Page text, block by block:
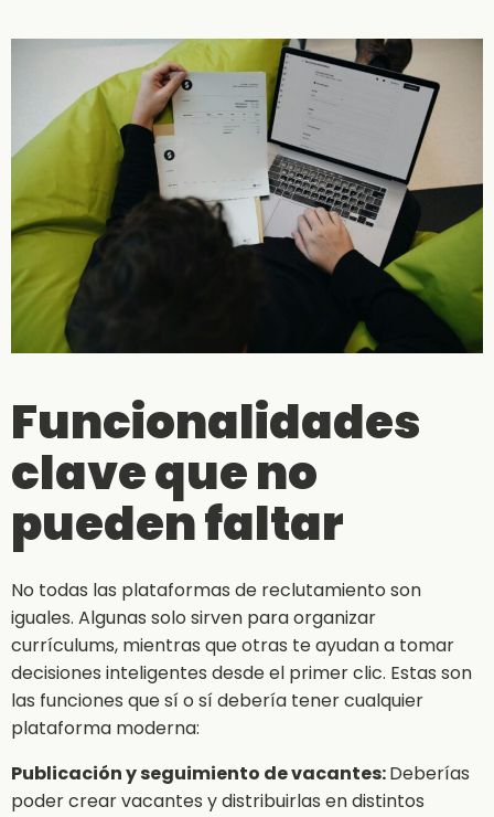
Funcionalidades
clave que no
pueden faltar
No todas las plataformas de reclutamiento son
iguales. Algunas solo sirven para organizar
currículums, mientras que otras te ayudan a tomar
decisiones inteligentes desde el primer clic. Estas son
las funciones que sí o sí debería tener cualquier
plataforma moderna:
Publicación y seguimiento de vacantes:Deberías
poder crear vacantes y distribuirlas en distintos